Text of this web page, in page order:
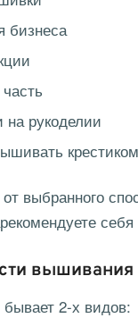
бизнеса
на рукоделии
крестиком
выбранного
вышивания
2-х видов: